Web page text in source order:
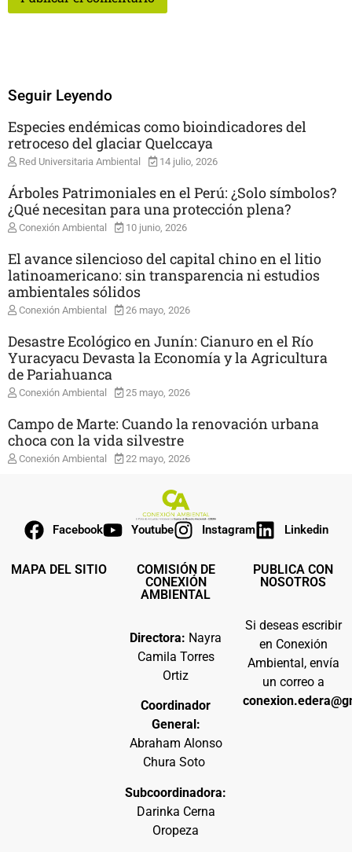
Seguir Leyendo
Especies endémicas como bioindicadores del
retroceso del glaciar Quelccaya
Red Universitaria Ambiental 14 julio, 2026
Árboles Patrimoniales en el Perú: ¿Solo símbolos?
¿Qué necesitan para una protección plena?
Conexión Ambiental 10 junio, 2026
El avance silencioso del capital chino en el litio
latinoamericano: sin transparencia ni estudios
ambientales sólidos
Conexión Ambiental 26 mayo, 2026
Desastre Ecológico en Junín: Cianuro en el Río
Yuracyacu Devasta la Economía y la Agricultura
de Pariahuanca
Conexión Ambiental 25 mayo, 2026
Campo de Marte: Cuando la renovación urbana
choca con la vida silvestre
Conexión Ambiental 22 mayo, 2026
Facebook Youtube Instagram Linkedin
MAPA DEL SITIO
COMISIÓN DE
CONEXIÓN
AMBIENTAL
Directora: Nayra
Camila Torres
Ortiz
Coordinador
General:
Abraham Alonso
Chura Soto
Subcoordinadora:
Darinka Cerna
Oropeza
PUBLICA CON
NOSOTROS
Si deseas escribir
en Conexión
Ambiental, envía
un correo a